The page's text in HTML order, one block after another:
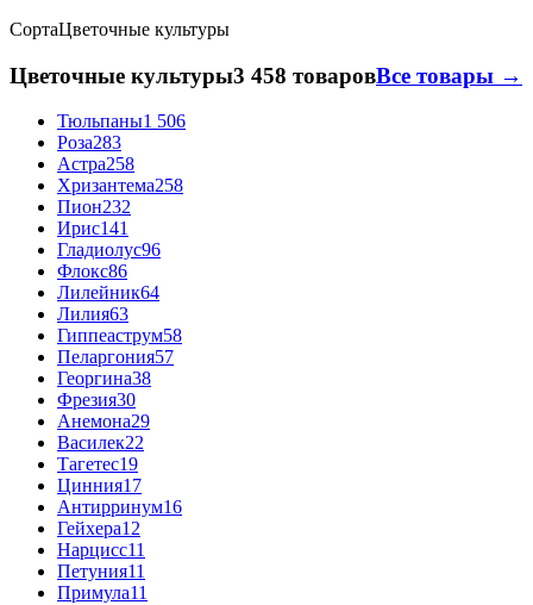
СортаЦветочные культуры
Цветочные культуры3 458 товаровВсе товары →
Тюльпаны1 506
Роза283
Астра258
Хризантема258
Пион232
Ирис141
Гладиолус96
Флокс86
Лилейник64
Лилия63
Гиппеаструм58
Пеларгония57
Георгина38
Фрезия30
Анемона29
Василек22
Тагетес19
Цинния17
Антирринум16
Гейхера12
Нарцисс11
Петуния11
Примула11